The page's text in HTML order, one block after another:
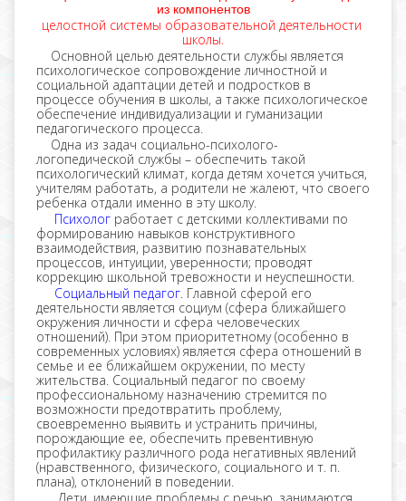
из компонентов
целостной системы образовательной деятельности
школы.
Основной целью деятельности службы является
психологическое сопровождение личностной и
социальной адаптации детей и подростков в
процессе обучения в школы, а также психологическое
обеспечение индивидуализации и гуманизации
педагогического процесса.
Одна из задач социально-психолого-
логопедической службы – обеспечить такой
психологический климат, когда детям хочется учиться,
учителям работать, а родители не жалеют, что своего
ребенка отдали именно в эту школу.
Психолог работает с детскими коллективами по
формированию навыков конструктивного
взаимодействия, развитию познавательных
процессов, интуиции, уверенности; проводят
коррекцию школьной тревожности и неуспешности.
Социальный педагог. Главной сферой его
деятельности является социум (сфера ближайшего
окружения личности и сфера человеческих
отношений). При этом приоритетному (особенно в
современных условиях) является сфера отношений в
семье и ее ближайшем окружении, по месту
жительства. Социальный педагог по своему
профессиональному назначению стремится по
возможности предотвратить проблему,
своевременно выявить и устранить причины,
порождающие ее, обеспечить превентивную
профилактику различного рода негативных явлений
(нравственного, физического, социального и т. п.
плана), отклонений в поведении.